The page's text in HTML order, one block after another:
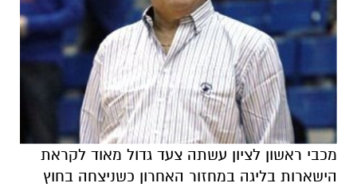
מכבי ראשון לציון עשתה צעד גדול מאוד לקראת
הישארות בליגה במחזור האחרון כשניצחה בחוץ